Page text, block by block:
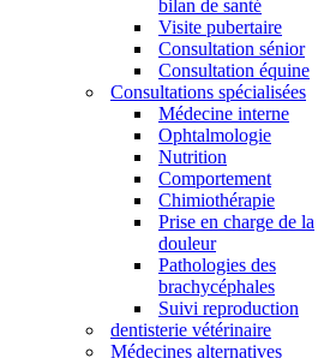
bilan de santé
Visite pubertaire
Consultation sénior
Consultation équine
Consultations spécialisées
Médecine interne
Ophtalmologie
Nutrition
Comportement
Chimiothérapie
Prise en charge de la
douleur
Pathologies des
brachycéphales
Suivi reproduction
dentisterie vétérinaire
Médecines alternatives